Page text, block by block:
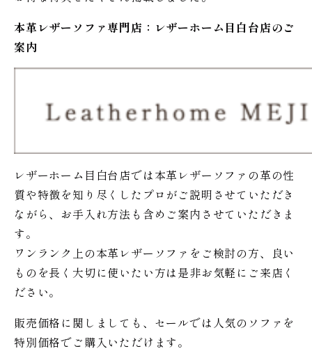
本革レザーソファ専門店：レザーホーム 目白台店のご
案内
レザーホーム目白台店では本革レザーソファの革の性
質や特徴を知り尽くしたプロがご説明させていただき
ながら、お手入れ方法も含めご案内させていただきま
す。
ワンランク上の本革レザーソファをご検討の方、良い
ものを長く大切に使いたい方は是非お気軽にご来店く
ださい。
販売価格に関しましても、セールでは人気のソファを
特別価格でご購入いただけます。